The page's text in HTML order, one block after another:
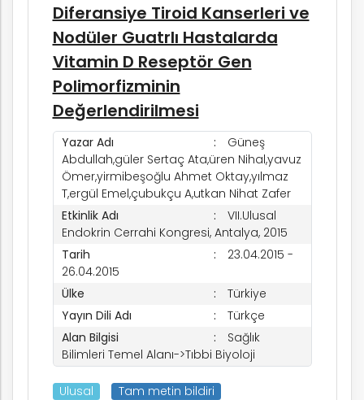
Diferansiye Tiroid Kanserleri ve
Nodüler Guatrlı Hastalarda
Vitamin D Reseptör Gen
Polimorfizminin
Değerlendirilmesi
Yazar Adı
Güneş
Abdullah,güler Sertaç Ata,üren Nihal,yavuz
Ömer,yirmibeşoğlu Ahmet Oktay,yılmaz
T,ergül Emel,çubukçu A,utkan Nihat Zafer
Etkinlik Adı
VII.Ulusal
Endokrin Cerrahi Kongresi, Antalya, 2015
Tarih
23.04.2015 -
26.04.2015
Ülke
Türkiye
Yayın Dili Adı
Türkçe
Alan Bilgisi
Sağlık
Bilimleri Temel Alanı->Tıbbi Biyoloji
Ulusal Tam metin bildiri